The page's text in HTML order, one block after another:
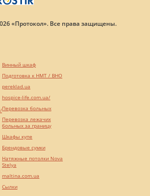
«Протокол». Все права защищены.
Винный шкаф
Подготовка к НМТ / ВНО
pereklad.ua
hospice-life.com.ua/
Перевозка больных
Перевозка лежачих
больных за границу
Шкафы купе
Брендовые сумки
Натяжные потолки Nova
Stelya
maltina.com.ua
Cылки